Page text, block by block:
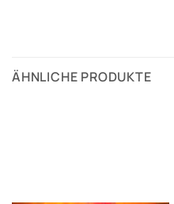
ÄHNLICHE PRODUKTE